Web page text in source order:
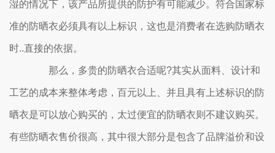
湿的情况下，该产品所提供的防护有可能减少。符合国家标
准的防晒衣必须具有以上标识，这也是消费者在选购防晒衣
时..直接的依据。
那么，多贵的防晒衣合适呢?其实从面料、设计和
工艺的成本来整体考虑，百元以上、并且具有上述标识的防
晒衣是可以放心购买的，太过便宜的防晒衣则不建议购买。
有些防晒衣售价很高，其中很大部分是包含了品牌溢价和设